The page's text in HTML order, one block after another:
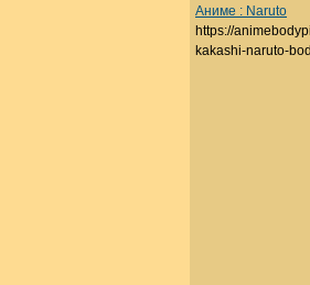
Аниме : Naruto
https://
kakashi-naruto-